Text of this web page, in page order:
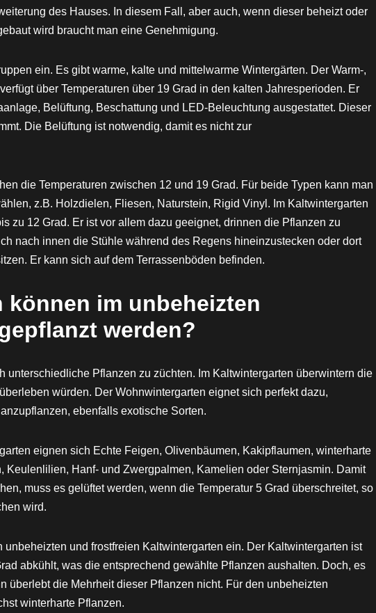
des Hauses. In diesem Fall, aber auch, wenn dieser beheizt oder
wird braucht man eine Genehmigung.
ein. Es gibt warme, kalte und mittelwarme Wintergärten. Der Warm-,
über Temperaturen über 19 Grad in den kalten Jahresperioden. Er
Belüftung, Beschattung und LED-Beleuchtung ausgestattet. Dieser
Die Belüftung ist notwendig, damit es nicht zur
die Temperaturen zwischen 12 und 19 Grad. Für beide Typen kann man
z.B. Holzdielen, Fliesen, Naturstein, Rigid Vinyl. Im Kaltwintergarten
zu 12 Grad. Er ist vor allem dazu geeignet, drinnen die Pflanzen zu
nach innen die Stühle während des Regens hineinzustecken oder dort
Er kann sich auf dem Terrassenböden befinden.
können im unbeheizten
werden?
unterschiedliche Pflanzen zu züchten. Im Kaltwintergarten überwintern die
würden. Der Wohnwintergarten eignet sich perfekt dazu,
ebenfalls exotische Sorten.
eignen sich Echte Feigen, Olivenbäumen, Kakipflaumen, winterharte
Keulenlilien, Hanf- und Zwergpalmen, Kamelien oder Sternjasmin. Damit
muss es gelüftet werden, wenn die Temperatur 5 Grad überschreitet, so
wird.
unbeheizten und frostfreien Kaltwintergarten ein. Der Kaltwintergarten ist
abkühlt, was die entsprechend gewählte Pflanzen aushalten. Doch, es
überlebt die Mehrheit dieser Pflanzen nicht. Für den unbeheizten
winterharte Pflanzen.